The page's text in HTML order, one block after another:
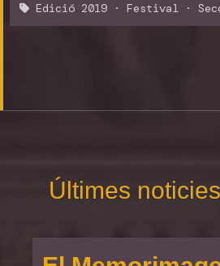
Edició 2019 · Festival ·
Últimes noticies